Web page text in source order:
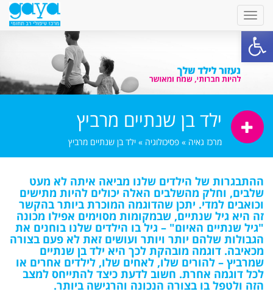
פתח סרגל נגישות
ילד בן שנתיים מרביץ
מרכז גאיה » פסיכולוגיה » ילד בן שנתיים מרביץ
ההתבגרות של הילדים שלנו מביאה איתה לא מעט
שלבים, וחלק מהשלבים האלה יכולים להיות מתישים
וכואבים למדי. יתכן שהדוגמה המוכרת ביותר בהקשר
זה היא גיל שנתיים, שבמקומות מסוימים אפילו מכונה
"גיל שנתיים האיום" – גיל בו הילדים שלנו בוחנים את
הגבולות שלהם יותר ויותר ועושים זאת לא פעם בצורה
מכאיבה. דוגמה מובהקת לכך היא ילד בן שנתיים
שמרביץ – להורים שלו, לאחים שלו, לילדים אחרים או
לכל דוגמה אחרת. חשוב לדעת כיצד להתייחס למצב
הזה ולטפל בו בצורה הנכונה והרגישה ביותר.